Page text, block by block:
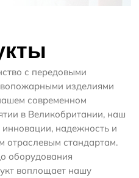
с передовыми
изделиями
современном
в Великобритании, наш
надежность и
отраслевым стандартам.
оборудования
воплощает нашу